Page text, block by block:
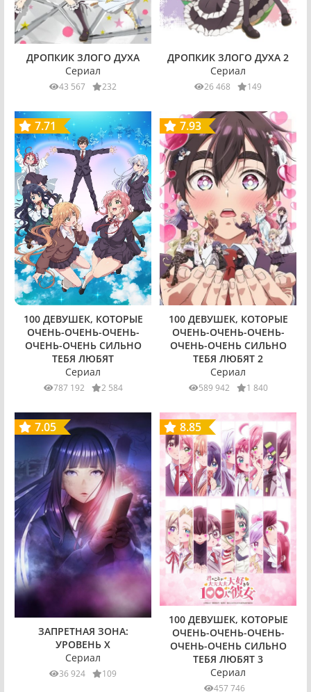
ДРОПКИК ЗЛОГО ДУХА
Сериал
43 567 232
ДРОПКИК ЗЛОГО ДУХА 2
Сериал
26 468 149
7.71
100 ДЕВУШЕК, КОТОРЫЕ
ОЧЕНЬ-ОЧЕНЬ-ОЧЕНЬ-
ОЧЕНЬ-ОЧЕНЬ СИЛЬНО
ТЕБЯ ЛЮБЯТ
Сериал
787 192 2 584
7.93
100 ДЕВУШЕК, КОТОРЫЕ
ОЧЕНЬ-ОЧЕНЬ-ОЧЕНЬ-
ОЧЕНЬ-ОЧЕНЬ СИЛЬНО
ТЕБЯ ЛЮБЯТ 2
Сериал
589 942 1 840
7.05
ЗАПРЕТНАЯ ЗОНА:
УРОВЕНЬ X
Сериал
36 924 109
8.85
100 ДЕВУШЕК, КОТОРЫЕ
ОЧЕНЬ-ОЧЕНЬ-ОЧЕНЬ-
ОЧЕНЬ-ОЧЕНЬ СИЛЬНО
ТЕБЯ ЛЮБЯТ 3
Сериал
457 746